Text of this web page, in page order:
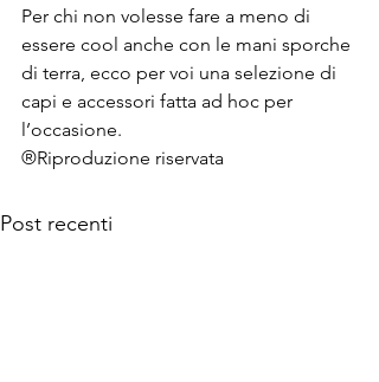
Per chi non volesse fare a meno di
essere cool anche con le mani sporche
di terra, ecco per voi una selezione di
capi e accessori fatta ad hoc per
l’occasione.
®Riproduzione riservata
Post recenti